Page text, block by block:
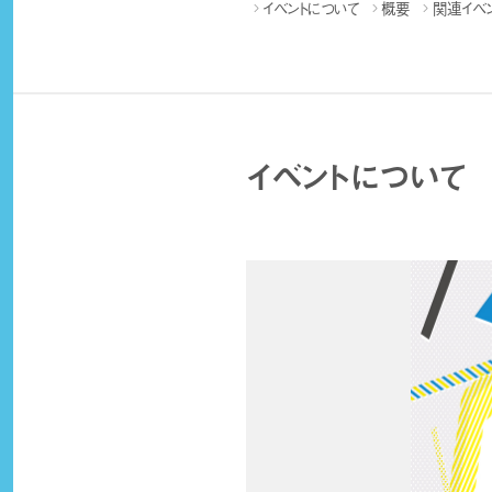
イベントについて 概要 関連イベ
イベントについて